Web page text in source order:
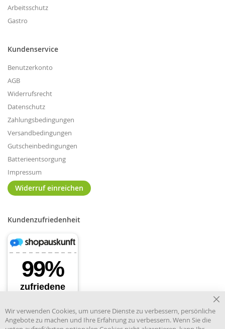
Arbeitsschutz
Gastro
Kundenservice
Benutzerkonto
AGB
Widerrufsrecht
Datenschutz
Zahlungsbedingungen
Versandbedingungen
Gutscheinbedingungen
Batterieentsorgung
Impressum
Widerruf einreichen
Kundenzufriedenheit
Wir verwenden Cookies, um unsere Dienste zu verbessern, persönliche
Angebote zu machen und Ihre Erfahrung zu verbessern. Wenn Sie die